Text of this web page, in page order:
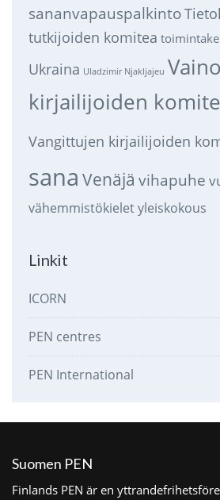
sananvapauspalkinto
tutkijoiden komitea
Ukraina Uladzimir Njakljajeu
kirjailijoiden
Vangittujen kirjailijoiden
sana Venäjä vihapuhe
vähemmistökieletyleiskokous
Linkit
ICORN
PEN centres
PEN International
Suomen PEN
Finlands PEN är en